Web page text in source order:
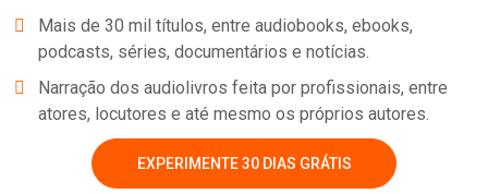
Mais de 30 mil títulos, entre audiobooks, ebooks,
podcasts, séries, documentários e notícias.
Narração dos audiolivros feita por profissionais, entre
atores, locutores e até mesmo os próprios autores.
EXPERIMENTE 30 DIAS GRÁTIS